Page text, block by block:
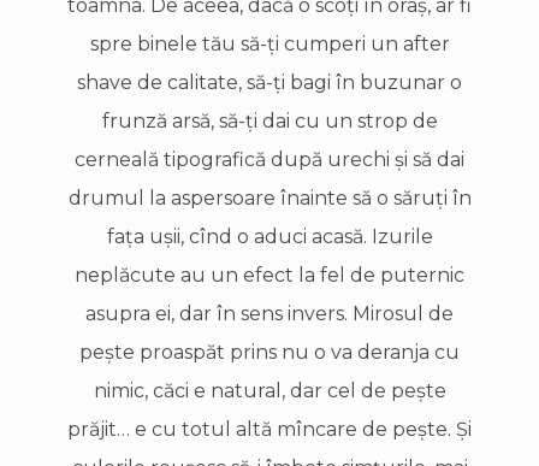
toamna. De aceea, dacă o scoţi în oraş, ar fi
spre binele tău să-ţi cumperi un after
shave de calitate, să-ţi bagi în buzunar o
frunză arsă, să-ţi dai cu un strop de
cerneală tipografică după urechi şi să dai
drumul la aspersoare înainte să o săruţi în
faţa uşii, cînd o aduci acasă. Izurile
neplăcute au un efect la fel de puternic
asupra ei, dar în sens invers. Mirosul de
peşte proaspăt prins nu o va deranja cu
nimic, căci e natural, dar cel de peşte
prăjit… e cu totul altă mîncare de peşte. Şi